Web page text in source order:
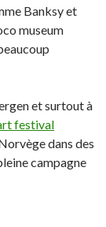
Banksy et
museum
et surtout à
festival
dans des
campagne